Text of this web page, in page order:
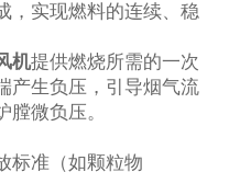
，实现燃料的连续、稳
机提供燃烧所需的一次
产生负压，引导烟气流
微负压。
标准（如颗粒物